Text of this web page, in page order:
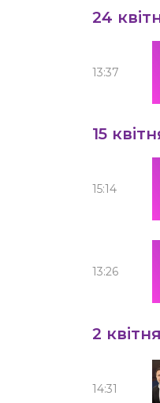
24
13:37
15
15:14
13:26
2
14:31